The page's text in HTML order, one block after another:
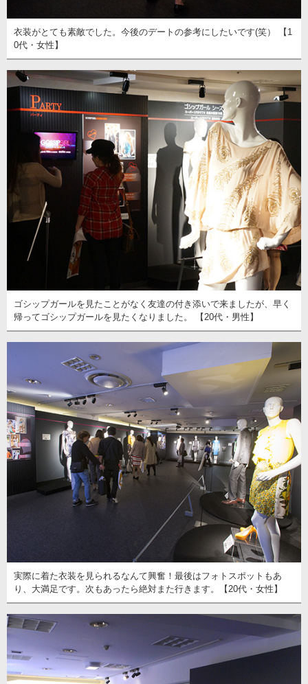
衣装がとても素敵でした。今後のデートの参考にしたいです(笑） 【1
0代・女性】
ゴシップガールを見たことがなく友達の付き添いで来ましたが、早く
帰ってゴシップガールを見たくなりました。 【20代・男性】
実際に着た衣装を見られるなんて興奮！最後はフォトスポットもあ
り、大満足です。次もあったら絶対また行きます。【20代・女性】